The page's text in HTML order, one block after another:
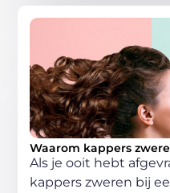
Waarom kappers
Als je ooit hebt
kappers zweren bij